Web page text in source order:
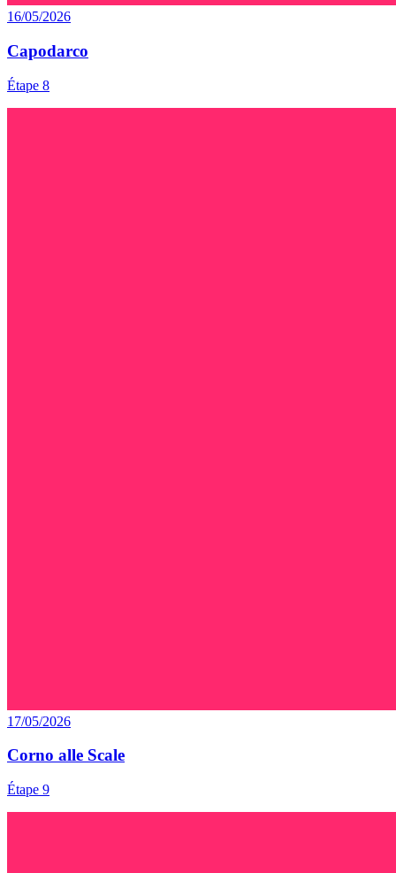
16/05/2026
Capodarco
Étape 8
17/05/2026
Corno alle Scale
Étape 9